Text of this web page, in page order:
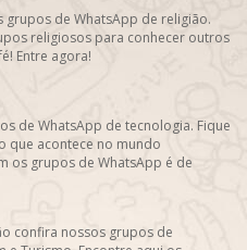
grupos de WhatsApp de religião.
religiosos para conhecer outros
Entre agora!
de WhatsApp de tecnologia. Fique
que acontece no mundo
os grupos de WhatsApp é de
confira nossos grupos de